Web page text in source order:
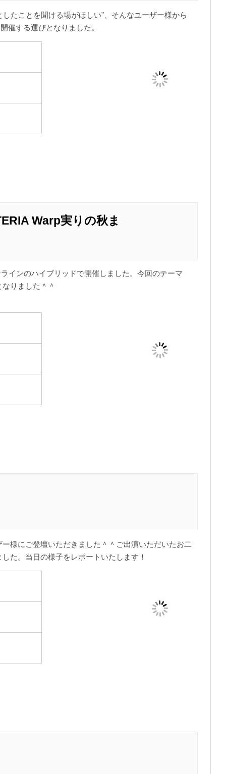
たことを聞ける場がほしい”、そんなユーザー様から
催する運びとなりました。
Warp実りの秋ま
インのハイブリッドで開催しました。今回のテーマ
りました＾＾
様にご登壇いただきました＾＾ご出演いただいたお二
た。当日の様子をレポートいたします！